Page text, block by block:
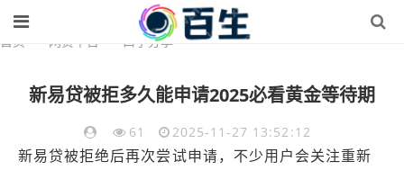
首页 网贷平台 口子分享
新易贷被拒多久能申请2025必看黄金等待期
61 2025-11-27 13:52:12
新易贷被拒绝后再次尝试申请，不少用户会关注重新